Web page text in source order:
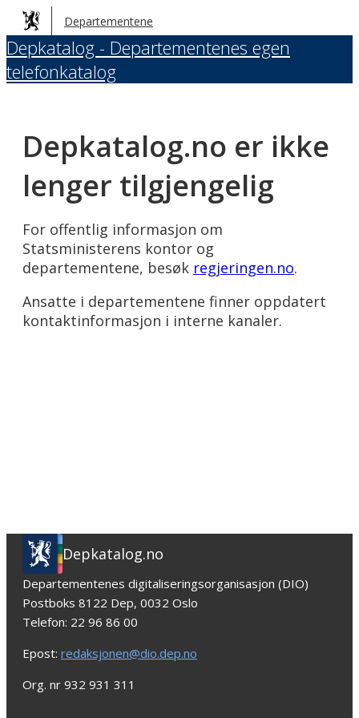
Hopp
til
hovedinnhold
Departementene
Depkatalog - Departementenes egen
telefonkatalog
Depkatalog.no er ikke
lenger tilgjengelig
For offentlig informasjon om
Statsministerens kontor og
departementene, besøk regjeringen.no.
Ansatte i departementene finner oppdatert
kontaktinformasjon i interne kanaler.
Depkatalog.no
Departementenes digitaliseringsorganisasjon (DIO)
Postboks 8122 Dep, 0032 Oslo
Telefon: 22 96 86 00
Epost: redaksjonen@dio.dep.no
Org. nr 932 931 311